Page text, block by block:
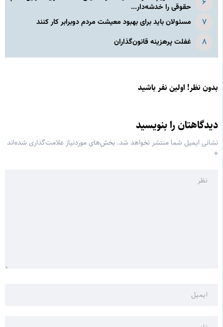
حقوقی را خدشه‌دار...
مسئولان باید برای بهبود معیشت مردم دوبرابر کار کنند
غفلت پرهزینه قانون‌گذاران
بدون نظر! اولین نفر باشید
دیدگاهتان را بنویسید
نشانی ایمیل شما منتشر نخواهد شد. بخش‌های موردنیاز علامت‌گذاری شده‌اند
*